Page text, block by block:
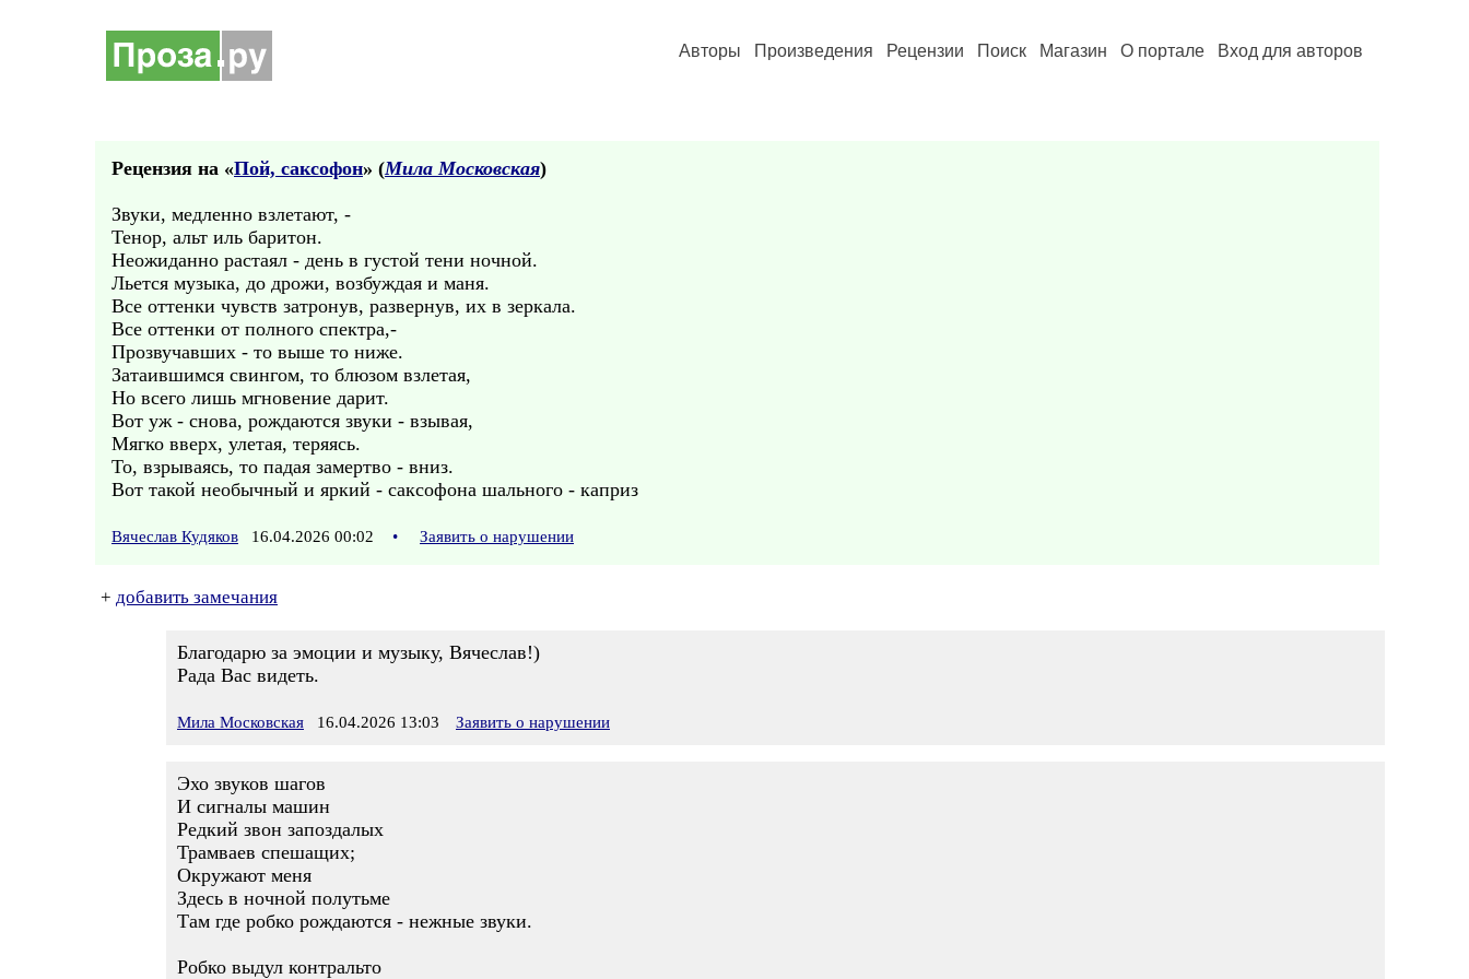
Авторы Произведения Рецензии Поиск Магазин О портале Вход для авторов
Рецензия на «Пой, саксофон» (Мила Московская)
Звуки, медленно взлетают, -
Тенор, альт иль баритон.
Неожиданно растаял - день в густой тени ночной.
Льется музыка, до дрожи, возбуждая и маня.
Все оттенки чувств затронув, развернув, их в зеркала.
Все оттенки от полного спектра,-
Прозвучавших - то выше то ниже.
Затаившимся свингом, то блюзом взлетая,
Но всего лишь мгновение дарит.
Вот уж - снова, рождаются звуки - взывая,
Мягко вверх, улетая, теряясь.
То, взрываясь, то падая замертво - вниз.
Вот такой необычный и яркий - саксофона шального - каприз
Вячеслав Кудяков 16.04.2026 00:02 • Заявить о нарушении
+ добавить замечания
Благодарю за эмоции и музыку, Вячеслав!)
Рада Вас видеть.
Мила Московская 16.04.2026 13:03 Заявить о нарушении
Эхо звуков шагов
И сигналы машин
Редкий звон запоздалых
Трамваев спешащих;
Окружают меня
Здесь в ночной полутьме
Там где робко рождаются - нежные звуки.
Робко выдул контральто